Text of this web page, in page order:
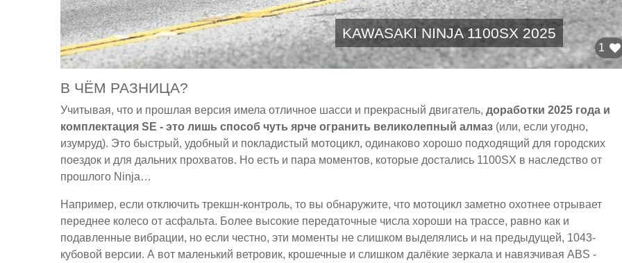
KAWASAKI NINJA 1100SX 2025
1
В ЧЁМ РАЗНИЦА?
Учитывая, что и прошлая версия имела отличное шасси и прекрасный двигатель, доработки 2025 года и
комплектация SE - это лишь способ чуть ярче огранить великолепный алмаз (или, если угодно,
изумруд). Это быстрый, удобный и покладистый мотоцикл, одинаково хорошо подходящий для городских
поездок и для дальних прохватов. Но есть и пара моментов, которые достались 1100SX в наследство от
прошлого Ninja…
Например, если отключить трекшн-контроль, то вы обнаружите, что мотоцикл заметно охотнее отрывает
переднее колесо от асфальта. Более высокие передаточные числа хороши на трассе, равно как и
подавленные вибрации, но если честно, эти моменты не слишком выделялись и на предыдущей, 1043-
кубовой версии. А вот маленький ветровик, крошечные и слишком далёкие зеркала и навязчивая ABS -